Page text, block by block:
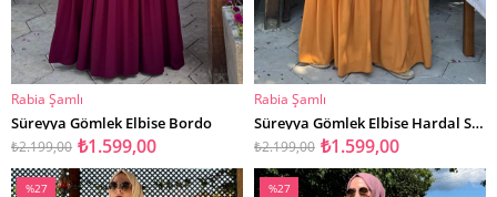
SEPETE EKLE
Rabia Şamlı
Süreyya Gömlek Elbise Bordo
₺1.599,00
₺2.199,00
SEPETE EKLE
Rabia Şamlı
Süreyya Gömlek Elbise Hardal Sarısı
₺1.599,00
₺2.199,00
%27
%27